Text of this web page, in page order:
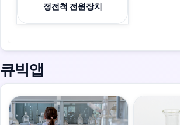
정전척 전원장치
큐빅앱